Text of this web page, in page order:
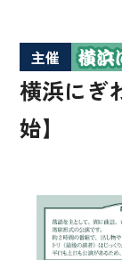
主催
横浜にぎ
始】